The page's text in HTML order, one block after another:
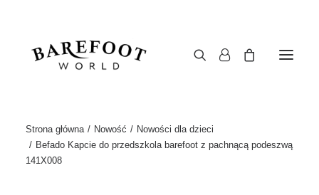
Strona główna Nowość
Nowości dla dzieci
Befado Kapcie do przedszkola barefoot z pachnącą podeszwą
141X008